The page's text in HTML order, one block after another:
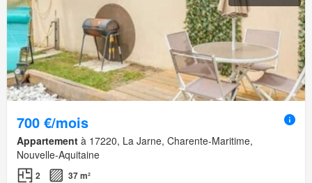
700 €/mois
Appartement à 17220, La Jarne, Charente-Maritime,
Nouvelle-Aquitaine
2 37 m²